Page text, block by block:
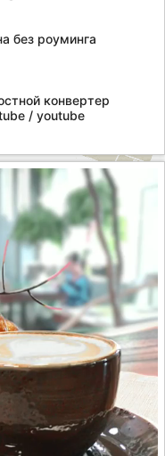
без роуминга
конвертер
/ youtube